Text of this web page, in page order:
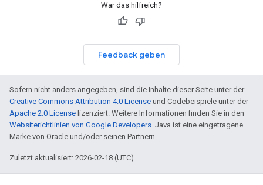
War das hilfreich?
Feedback geben
Sofern nicht anders angegeben, sind die Inhalte dieser Seite unter der
Creative Commons Attribution 4.0 License und Codebeispiele unter der
Apache 2.0 License lizenziert. Weitere Informationen finden Sie in den
Websiterichtlinien von Google Developers. Java ist eine eingetragene
Marke von Oracle und/oder seinen Partnern.
Zuletzt aktualisiert: 2026-02-18 (UTC).